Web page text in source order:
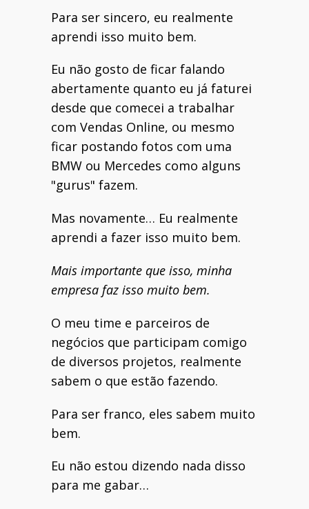
Para ser sincero, eu realmente
aprendi isso muito bem.
Eu não gosto de ficar falando
abertamente quanto eu já faturei
desde que comecei a trabalhar
com Vendas Online, ou mesmo
ficar postando fotos com uma
BMW ou Mercedes como alguns
"gurus" fazem.
Mas novamente… Eu realmente
aprendi a fazer isso muito bem.
Mais importante que isso, minha
empresa faz isso muito bem.
O meu time e parceiros de
negócios que participam comigo
de diversos projetos, realmente
sabem o que estão fazendo.
Para ser franco, eles sabem muito
bem.
Eu não estou dizendo nada disso
para me gabar…